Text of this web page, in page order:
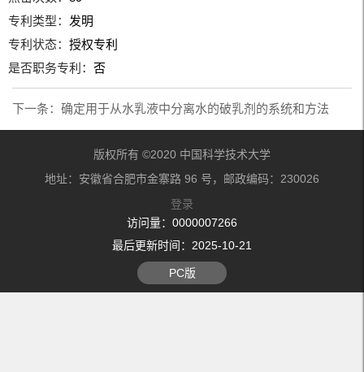
专利类型： 发明
专利状态：授权专利
是否职务专利：否
下一条： 确定用于从水乳液中分离水的破乳剂的系统和方法
版权所有 ©2020 中国科学技术大学
地址：安徽省合肥市金寨路 96 号，邮政编码：230026
登录
访问量： 0000007266
最后更新时间： 2025-10-21
PC版